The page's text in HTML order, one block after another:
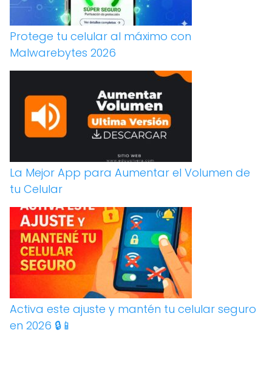
Protege tu celular al máximo con
Malwarebytes 2026
La Mejor App para Aumentar el Volumen de
tu Celular
Activa este ajuste y mantén tu celular seguro
en 2026 🔒📱